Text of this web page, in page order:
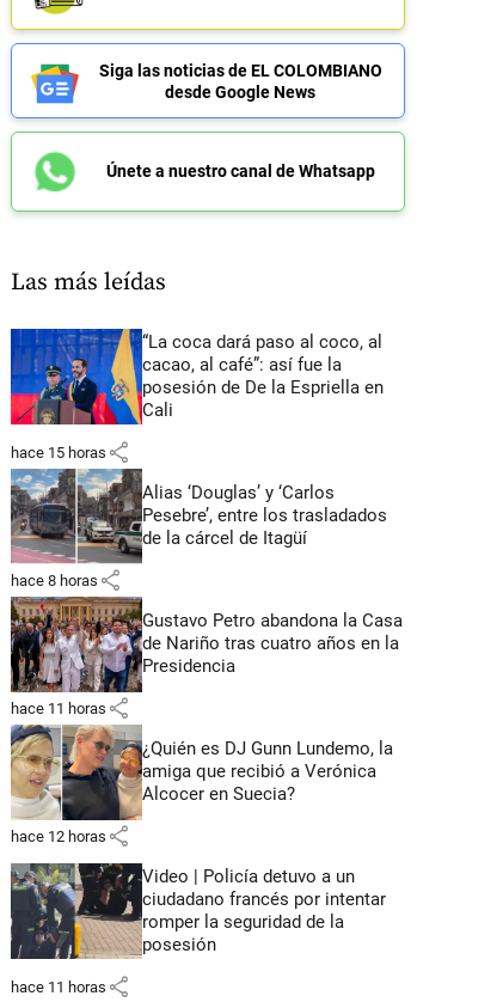
Siga las noticias de EL COLOMBIANO
desde Google News
Únete a nuestro canal de Whatsapp
Las más leídas
“La coca dará paso al coco, al
cacao, al café”: así fue la
posesión de De la Espriella en
Cali
hace 15 horas share
Alias ‘Douglas’ y ‘Carlos
Pesebre’, entre los trasladados
de la cárcel de Itagüí
hace 8 horas share
Gustavo Petro abandona la Casa
de Nariño tras cuatro años en la
Presidencia
hace 11 horas share
¿Quién es DJ Gunn Lundemo, la
amiga que recibió a Verónica
Alcocer en Suecia?
hace 12 horas share
Video | Policía detuvo a un
ciudadano francés por intentar
romper la seguridad de la
posesión
hace 11 horas share